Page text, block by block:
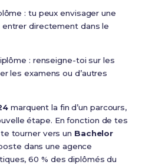
: tu peux envisager une
entrer directement dans le
: renseigne-toi sur les
les examens ou d’autres
marquent la fin d’un parcours,
étape. En fonction de tes
tourner vers un Bachelor
dans une agence
60 % des diplômés du